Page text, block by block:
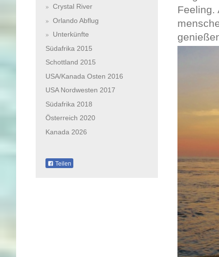
Feeling.
Crystal River
Orlando Abflug
Unterkünfte
Südafrika 2015
Schottland 2015
USA/Kanada Osten 2016
USA Nordwesten 2017
Südafrika 2018
Österreich 2020
Kanada 2026
Teilen